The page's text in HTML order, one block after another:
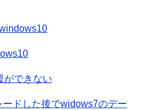
ができない
ドした後でwidows7のデー